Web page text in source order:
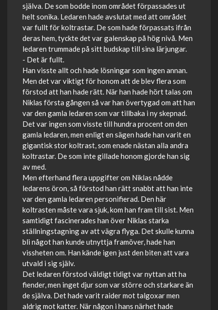
själva. De som bodde inom området förpassades ut
helt sonika. Ledaren hade avslutat med att området
var fullt för koltrastar. De som hade förpassats ifrån
deras hem, tyckte det var galenskap på hög nivå. Men
ledaren trummade på sitt budskap till sina lärjungar.
- Det är fullt.
Han visste allt och hade lösningar som ingen annan.
Men det var viktigt för honom att de blev flera som
förstod att han hade rätt. När han hade hört talas om
Niklas första gången så var han övertygad om att han
var den gamla ledaren som var tillbaka i ny skepnad.
Det var ingen som visste till hundra procent om den
gamla ledaren, men enligt en sägen hade han varit en
gigantisk stor koltrast, som enade nästan alla andra
koltrastar. De som inte gillade honom gjorde han sig
av med.
Men efterhand flera uppgifter om Niklas nådde
ledarens öron, så förstod han rätt snabbt att han inte
var den gamla ledaren personifierad. Den här
koltrasten måste vara sjuk, kom han fram till sist. Men
samtidigt fascinerades han över Niklas starka
ställningstagning av att vägra flyga. Det skulle kunna
bli något han kunde utnyttja framöver, hade han
vissheten om. Han kände igen just den biten att vara
utvald i sig själv.
Det ledaren förstod väldigt tidigt var nyttan att ha
fiender, men inget djur som var större och starkare än
de själva. Det hade varit raider mot talgoxar men
aldrig mot katter. När någon i hans närhet hade